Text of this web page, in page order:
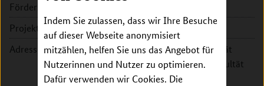
Indem Sie zulassen, dass wir Ihre Besuche
auf dieser Webseite anonymisiert
mitzählen, helfen Sie uns das Angebot für
Nutzerinnen und Nutzer zu optimieren.
Dafür verwenden wir Cookies. Die
Förderzeitraum:
Projektleitung:
Prof. Dr. Felix Walcher
Adresse:
Otto-von-Guericke-Universität
Magdeburg, Medizinische Fakultät
und Universitätsklinikum,